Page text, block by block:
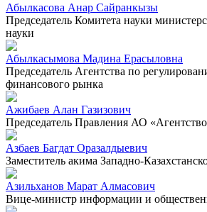
Абылкасова Анар Сайранкызы
Председатель Комитета науки
науки
Абылкасымова Мадина Ерасыловна
Председатель Агентства по
финансового рынка
Ажибаев Алан Газизович
Председатель Правления АО
Азбаев Багдат Оразалдыевич
Заместитель акима Западно-
Азильханов Марат Алмасович
Вице-министр информации и